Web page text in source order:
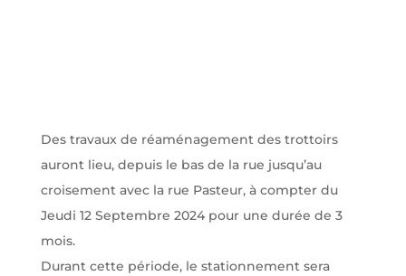
Des travaux de réaménagement des trottoirs
auront lieu, depuis le bas de la rue jusqu’au
croisement avec la rue Pasteur, à compter du
Jeudi 12 Septembre 2024 pour une durée de 3
mois.
Durant cette période, le stationnement sera